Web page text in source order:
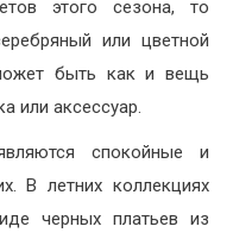
этого сезона, то
или цветной
быть как и вещь
или аксессуар.
спокойные и
В летних коллекциях
черных платьев из